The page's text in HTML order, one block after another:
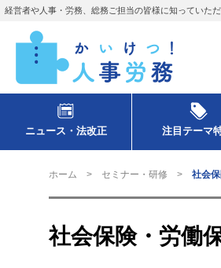
経営者や人事・労務、総務ご担当の皆様に知っていた
ニュース・法改正 注目テーマ
ホーム セミナー・研修 社会
社会保険・労働